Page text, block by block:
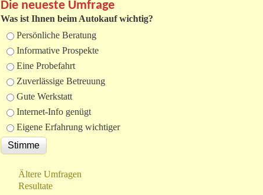
Die neueste Umfrage
Was ist Ihnen beim Autokauf wichtig?
Auswahlmöglichkeiten
Persönliche Beratung
Informative Prospekte
Eine Probefahrt
Zuverlässige Betreuung
Gute Werkstatt
Internet-Info genügt
Eigene Erfahrung wichtiger
Ältere Umfragen
Resultate